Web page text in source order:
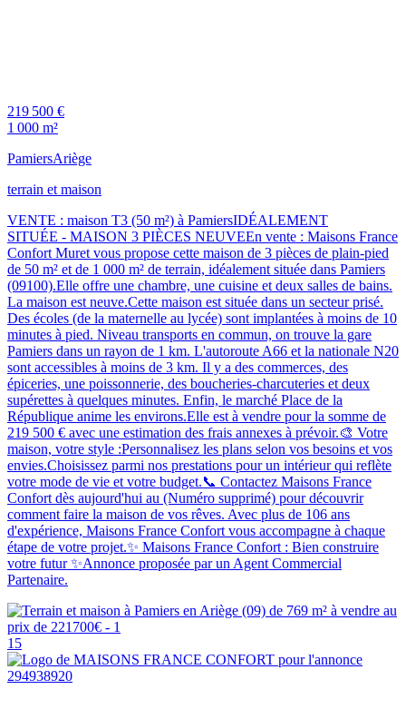
219 500 €
1 000 m²
PamiersAriège
terrain et maison
VENTE : maison T3 (50 m²) à PamiersIDÉALEMENT
SITUÉE - MAISON 3 PIÈCES NEUVEEn vente : Maisons France
Confort Muret vous propose cette maison de 3 pièces de plain-pied
de 50 m² et de 1 000 m² de terrain, idéalement située dans Pamiers
(09100).Elle offre une chambre, une cuisine et deux salles de bains.
La maison est neuve.Cette maison est située dans un secteur prisé.
Des écoles (de la maternelle au lycée) sont implantées à moins de 10
minutes à pied. Niveau transports en commun, on trouve la gare
Pamiers dans un rayon de 1 km. L'autoroute A66 et la nationale N20
sont accessibles à moins de 3 km. Il y a des commerces, des
épiceries, une poissonnerie, des boucheries-charcuteries et deux
supérettes à quelques minutes. Enfin, le marché Place de la
République anime les environs.Elle est à vendre pour la somme de
219 500 € avec une estimation des frais annexes à prévoir.🎨 Votre
maison, votre style :Personnalisez les plans selon vos besoins et vos
envies.Choisissez parmi nos prestations pour un intérieur qui reflète
votre mode de vie et votre budget.📞 Contactez Maisons France
Confort dès aujourd'hui au (Numéro supprimé) pour découvrir
comment faire la maison de vos rêves. Avec plus de 106 ans
d'expérience, Maisons France Confort vous accompagne à chaque
étape de votre projet.✨ Maisons France Confort : Bien construire
votre futur ✨Annonce proposée par un Agent Commercial
Partenaire.
15